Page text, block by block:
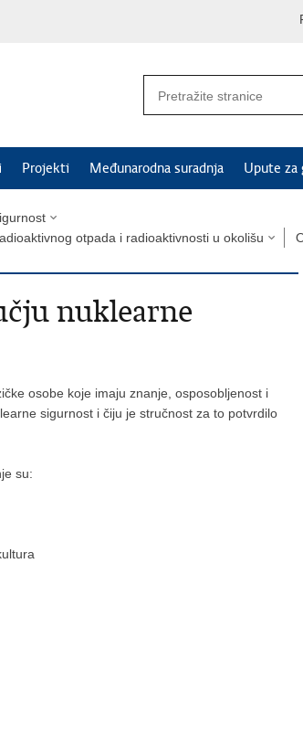
Projekti Međunarodna suradnja Upute za
otpada i radioaktivnosti u okolišu
nuklearne
osobe koje imaju znanje, osposobljenost i
sigurnost i čiju je stručnost za to potvrdilo
su: